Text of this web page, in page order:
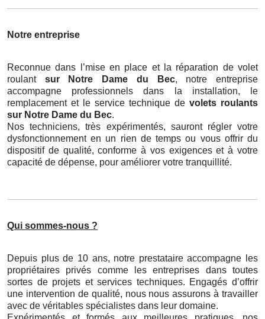
Notre entreprise
Reconnue dans l’mise en place et la réparation de volet
roulant sur Notre Dame du Bec, notre entreprise
accompagne professionnels dans la installation, le
remplacement et le service technique de volets roulants
sur Notre Dame du Bec.
Nos techniciens, très expérimentés, sauront régler votre
dysfonctionnement en un rien de temps ou vous offrir du
dispositif de qualité, conforme à vos exigences et à votre
capacité de dépense, pour améliorer votre tranquillité.
Qui sommes-nous ?
Depuis plus de 10 ans, notre prestataire accompagne les
propriétaires privés comme les entreprises dans toutes
sortes de projets et services techniques. Engagés d’offrir
une intervention de qualité, nous nous assurons à travailler
avec de véritables spécialistes dans leur domaine.